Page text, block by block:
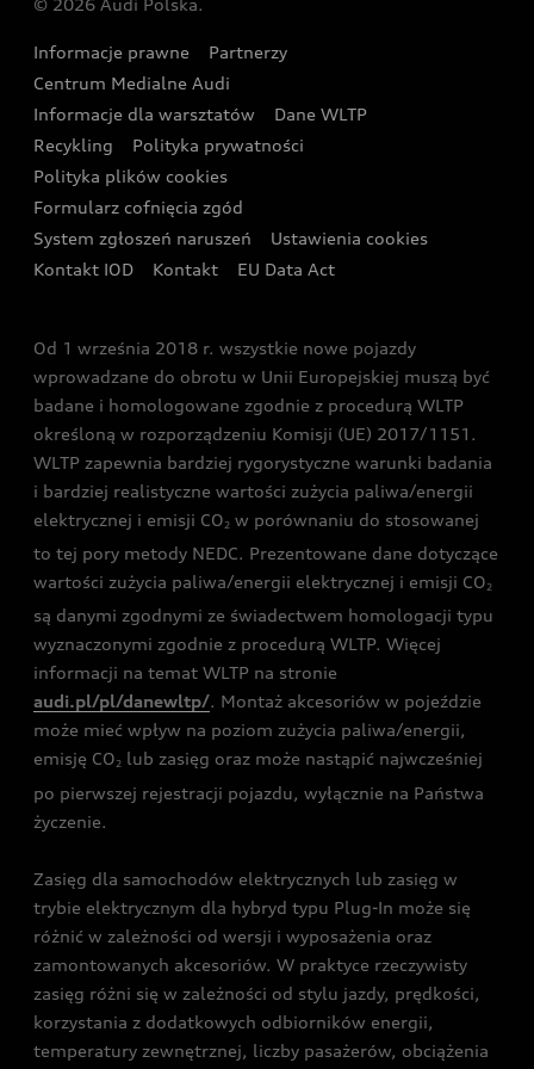
Wyszukaj najbliższego Partnera Audi
Oferta dla przedsiębiorców
Oferta dla klientów prywatnych
Kalkulator rat
Ubezpieczenie
Audi exclusive
Zasięg
Gwarancja
Akcje serwisowe Audi
Katalog online akcesoriów
Audi i Muzeum Sztuki Nowoczesnej w Warszawie
Audi driving experience
Audi quattro Cup
Audi i Puchar Świata w Skokach Narciarskich w
Zakopanem
© 2026 Audi Polska.
Informacje prawne
Partnerzy
Centrum Medialne Audi
Informacje dla warsztatów
Dane WLTP
Recykling
Polityka prywatności
Polityka plików cookies
Formularz cofnięcia zgód
System zgłoszeń naruszeń
Ustawienia cookies
Kontakt IOD
Kontakt EU Data Act
Od 1 września 2018 r. wszystkie nowe pojazdy
wprowadzane do obrotu w Unii Europejskiej muszą być
badane i homologowane zgodnie z procedurą WLTP
określoną w rozporządzeniu Komisji (UE) 2017/1151.
WLTP zapewnia bardziej rygorystyczne warunki badania
i bardziej realistyczne wartości zużycia paliwa/energii
elektrycznej i emisji CO2 w porównaniu do stosowanej
to tej pory metody NEDC. Prezentowane dane dotyczące
wartości zużycia paliwa/energii elektrycznej i emisji CO2
są danymi zgodnymi ze świadectwem homologacji typu
wyznaczonymi zgodnie z procedurą WLTP. Więcej
informacji na temat WLTP na stronie
audi.pl/pl/danewltp/. Montaż akcesoriów w pojeździe
może mieć wpływ na poziom zużycia paliwa/energii,
emisję CO2 lub zasięg oraz może nastąpić najwcześniej
po pierwszej rejestracji pojazdu, wyłącznie na Państwa
życzenie.
Zasięg dla samochodów elektrycznych lub zasięg w
trybie elektrycznym dla hybryd typu Plug-In może się
różnić w zależności od wersji i wyposażenia oraz
zamontowanych akcesoriów. W praktyce rzeczywisty
zasięg różni się w zależności od stylu jazdy, prędkości,
korzystania z dodatkowych odbiorników energii,
temperatury zewnętrznej, liczby pasażerów, obciążenia